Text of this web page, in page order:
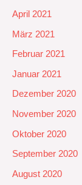
April 2021
März 2021
Februar 2021
Januar 2021
Dezember 2020
November 2020
Oktober 2020
September 2020
August 2020